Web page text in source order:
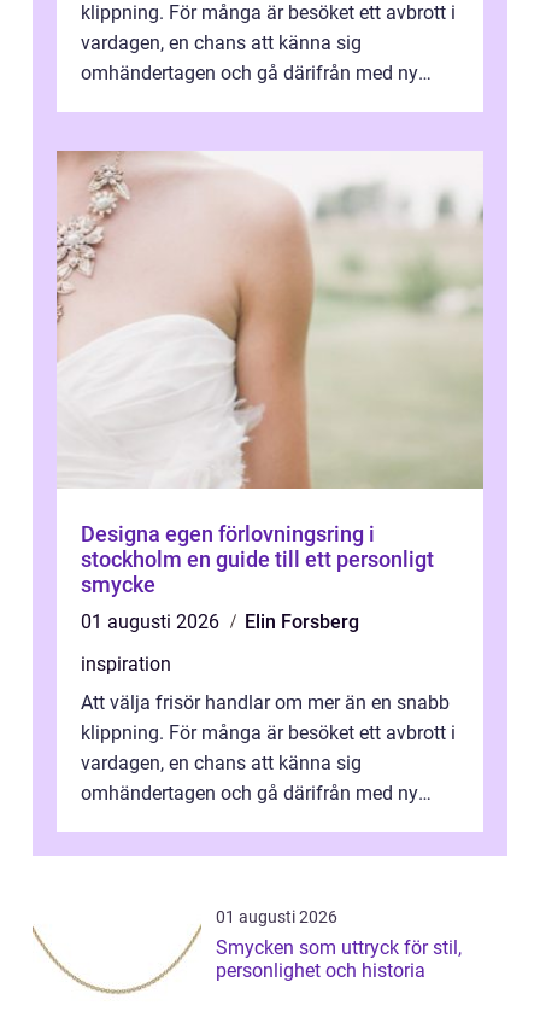
klippning. För många är besöket ett avbrott i
vardagen, en chans att känna sig
omhändertagen och gå därifrån med ny
Designa egen förlovningsring i
stockholm en guide till ett personligt
smycke
01 augusti 2026
Elin Forsberg
inspiration
Att välja frisör handlar om mer än en snabb
klippning. För många är besöket ett avbrott i
vardagen, en chans att känna sig
omhändertagen och gå därifrån med ny
01 augusti 2026
Smycken som uttryck för stil,
personlighet och historia